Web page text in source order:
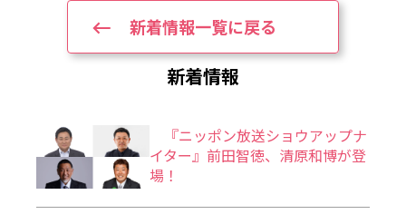
新着情報一覧に戻る
新着情報
『ニッポン放送ショウアップナ
イター』前田智徳、清原和博が登
場！